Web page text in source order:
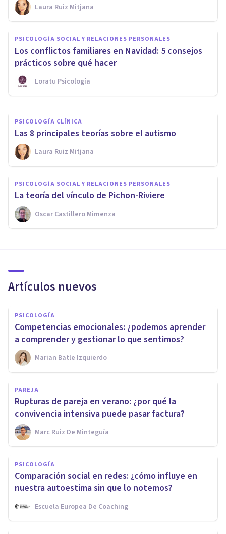
Laura Ruiz Mitjana
PSICOLOGÍA SOCIAL Y RELACIONES PERSONALES
Los conflictos familiares en Navidad: 5 consejos
prácticos sobre qué hacer
Loratu Psicología
PSICOLOGÍA
La Teoría causal-valorativa de
Lyons: qué es y cómo explica
las emociones
Luis Martínez-Casasola Hernández
PSICOLOGÍA CLÍNICA
Las 8 principales teorías sobre el autismo
Laura Ruiz Mitjana
PSICOLOGÍA SOCIAL Y RELACIONES PERSONALES
La teoría del vínculo de Pichon-Riviere
Oscar Castillero Mimenza
Artículos nuevos
PSICOLOGÍA
Competencias emocionales: ¿podemos aprender
a comprender y gestionar lo que sentimos?
Marian Batle Izquierdo
PAREJA
Rupturas de pareja en verano: ¿por qué la
convivencia intensiva puede pasar factura?
Marc Ruiz De Minteguía
PSICOLOGÍA
Comparación social en redes: ¿cómo influye en
nuestra autoestima sin que lo notemos?
Escuela Europea De Coaching